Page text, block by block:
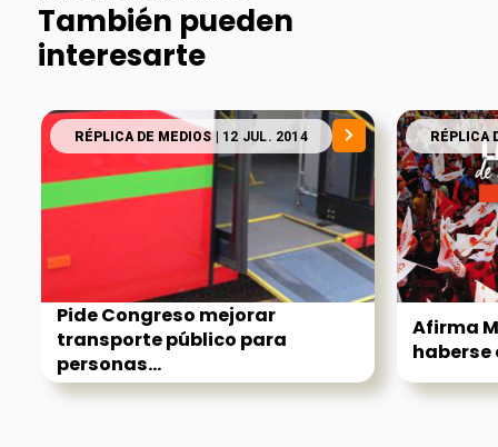
También pueden
interesarte
RÉPLICA DE MEDIOS | 12 JUL. 2014
Pide Congreso mejorar
transporte público para
personas...
RÉPLICA
Afirma